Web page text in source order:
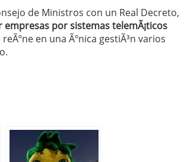
de Ministros con un Real Decreto,
por sistemas telemÃ¡ticos
reÃºne en una Ãºnica gestiÃ³n varios